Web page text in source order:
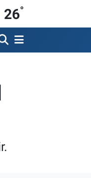
26°